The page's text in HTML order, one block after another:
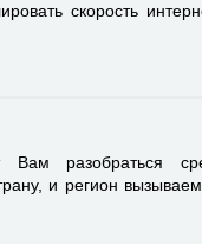
скорость
Вам разобраться
и регион